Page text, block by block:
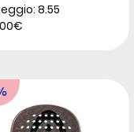
8.55